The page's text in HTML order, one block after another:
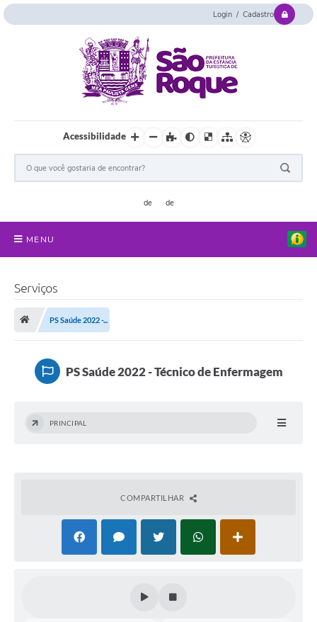
Login / Cadastro
Acessibilidade
MENU
Terceiro Setor
Atribuições
Arvorômetro
Lista Telefônica
A Nossa Cidade
Serviços
PS Saúde 2022 -...
PS Saúde 2022 - Técnico de Enfermagem
PRINCIPAL
COMPARTILHAR